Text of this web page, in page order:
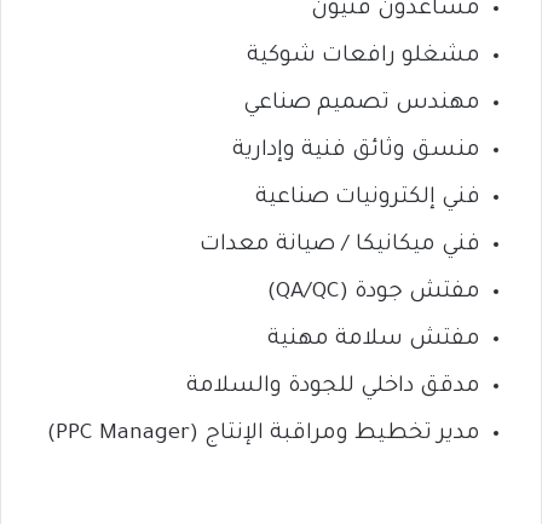
مساعدون فنيون
مشغلو رافعات شوكية
مهندس تصميم صناعي
منسق وثائق فنية وإدارية
فني إلكترونيات صناعية
فني ميكانيكا / صيانة معدات
مفتش جودة (QA/QC)
مفتش سلامة مهنية
مدقق داخلي للجودة والسلامة
مدير تخطيط ومراقبة الإنتاج (PPC Manager)